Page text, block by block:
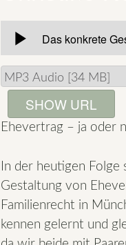
SHOW URL
Ehevertrag – ja oder
In der heutigen
Gestaltung von
Familienrecht in
kennen gelernt und